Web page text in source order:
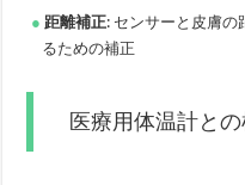
距離補正: センサーと皮膚
るための補正
医療用体温計と